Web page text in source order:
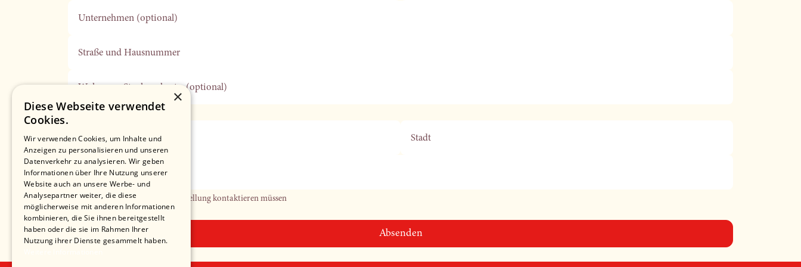
Unternehmen (optional)
Straße und Hausnummer
Wohnung, Stockwerk, etc. (optional)
PLZ Stadt
Telefonnummer (optional)
Falls wir Sie in Bezug auf Ihre Bestellung kontaktieren müssen
Absenden
×
Diese Webseite verwendet
Cookies.
Wir verwenden Cookies, um Inhalte und
Anzeigen zu personalisieren und unseren
Datenverkehr zu analysieren. Wir geben
Informationen über Ihre Nutzung unserer
Website auch an unsere Werbe- und
Analysepartner weiter, die diese
möglicherweise mit anderen Informationen
kombinieren, die Sie ihnen bereitgestellt
haben oder die sie im Rahmen Ihrer
Nutzung ihrer Dienste gesammelt haben.